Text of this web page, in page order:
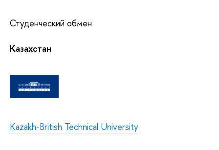
Студенческий обмен
Казахстан
Kazakh-British Technical University